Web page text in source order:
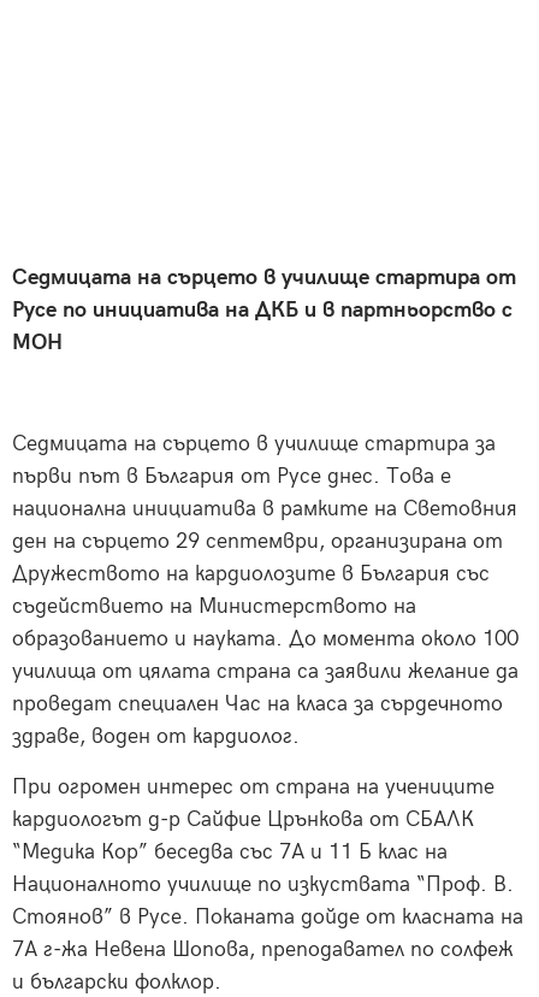
Седмицата на сърцето в училище стартира от
Русе по инициатива на ДКБ и в партньорство с
МОН
Седмицата на сърцето в училище стартира за
първи път в България от Русе днес. Това е
национална инициатива в рамките на Световния
ден на сърцето 29 септември, организирана от
Дружеството на кардиолозите в България със
съдействието на Министерството на
образованието и науката. До момента около 100
училища от цялата страна са заявили желание да
проведат специален Час на класа за сърдечното
здраве, воден от кардиолог.
При огромен интерес от страна на учениците
кардиологът д-р Сайфие Црънкова от СБАЛК
“Медика Кор” беседва със 7А и 11 Б клас на
Националното училище по изкуствата “Проф. В.
Стоянов” в Русе. Поканата дойде от класната на
7А г-жа Невена Шопова, преподавател по солфеж
и български фолклор.